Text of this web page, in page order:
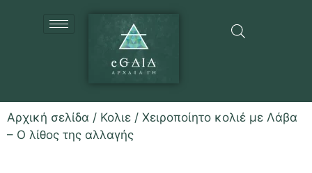
Αρχική σελίδα / Κολιε / Χειροποίητο κολιέ με Λάβα
– Ο λίθος της αλλαγής